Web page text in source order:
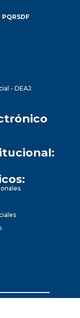
PQRSDF
- DEAJ: